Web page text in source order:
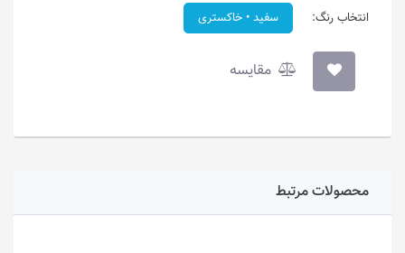
انتخاب رنگ: سفید • خاکستری
مقایسه
محصولات مرتبط